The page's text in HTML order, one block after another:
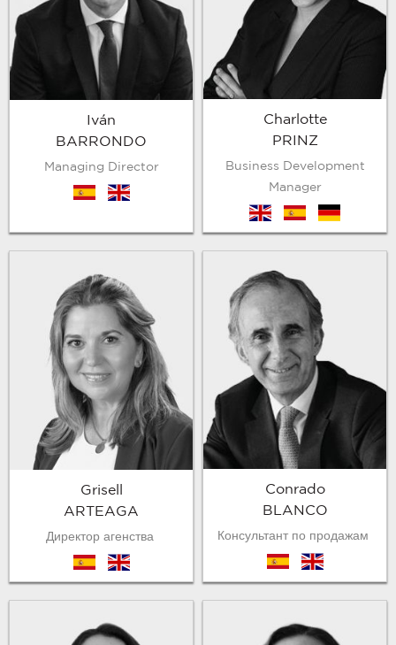
Iván
BARRONDO
Managing Director
es en
Charlotte
PRINZ
Business Development
Manager
en es de
Grisell
ARTEAGA
Директор агенства
es en
Conrado
BLANCO
Консультант по продажам
es en